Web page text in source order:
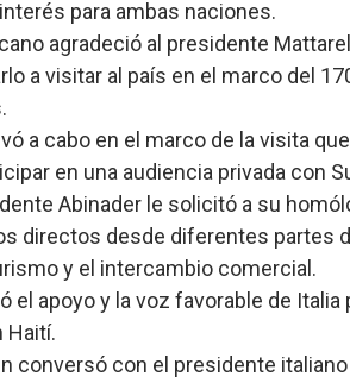
a los que se forman como
“Compromiso
para ambas naciones.
agradeció al presidente
a visitar al país en el marco del
a cabo en el marco de la visita
en una audiencia privada con
Abinader le solicitó a su
directos desde diferentes partes
y el intercambio comercial.
el apoyo y la voz favorable de
Haití.
conversó con el presidente